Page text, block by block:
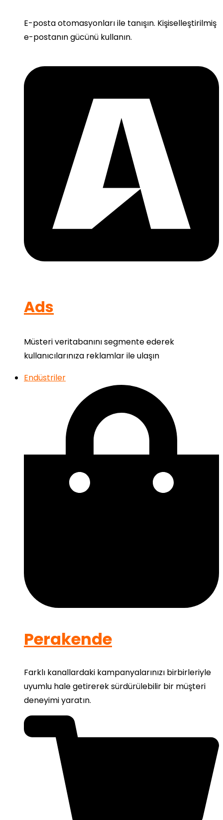
E-posta otomasyonları ile tanışın. Kişiselleştirilmiş
e-postanın gücünü kullanın.
Ads
Müsteri veritabanını segmente ederek
kullanıcılarınıza reklamlar ile ulaşın
Endüstriler
Perakende
Farklı kanallardaki kampanyalarınızı birbirleriyle
uyumlu hale getirerek sürdürülebilir bir müşteri
deneyimi yaratın.